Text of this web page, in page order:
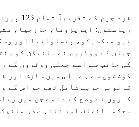
فرد جرم
ریاستوں: ایریزونا، جارجیا،
نیو میکسیکو، پنسلوانیا اور
جہاں کے ووٹروں نے بائیڈن کو
کی جانب سے اسے جعلی ووٹروں کے
کوششوں سے ہے۔ اس میں سازش اور
قانونی حربے شامل تھے جو اس کے
کاروں نے وضع کیے تھے جن میں
محکمہ انصاف اور نائب صدر